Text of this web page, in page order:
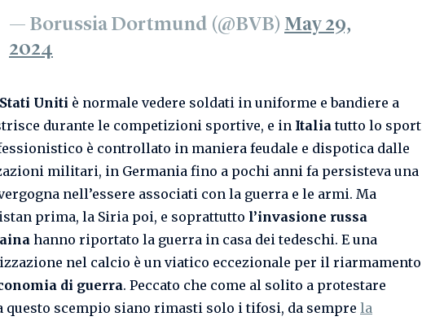
— Borussia Dortmund (@BVB) May 29,
2024
Stati Uniti è normale vedere soldati in uniforme e bandiere a
durante le competizioni sportive, e in Italia tutto lo sport
è controllato in maniera feudale e dispotica dalle
militari, in Germania fino a pochi anni fa persisteva una
nell’essere associati con la guerra e le armi. Ma
prima, la Siria poi, e soprattutto l’invasione russa
hanno riportato la guerra in casa dei tedeschi. E una
nel calcio è un viatico eccezionale per il riarmamento
di guerra. Peccato che come al solito a protestare
questo scempio siano rimasti solo i tifosi, da sempre la